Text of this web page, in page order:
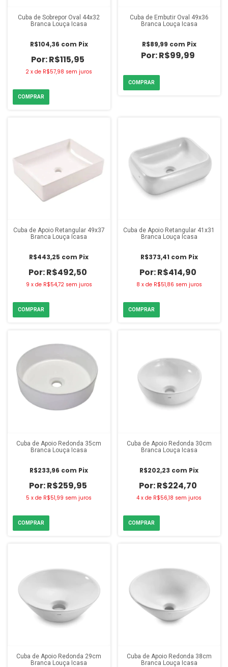
Cuba de Sobrepor Oval 44x32
Branca Louça Icasa
R$115,95
R$104,36 com Pix
2 xde R$57,98 sem juros
Cuba de Embutir Oval 49x36
Branca Louça Icasa
R$99,99
R$89,99 com Pix
Cuba de Apoio Retangular 49x37
Branca Louça Icasa
R$492,50
R$443,25 com Pix
9 x de R$54,72 sem juros
Cuba de Apoio Retangular 41x31
Branca Louça Icasa
R$414,90
R$373,41 com Pix
8 x de R$51,86 sem juros
Cuba de Apoio Redonda 35cm
Branca Louça Icasa
R$259,95
R$233,96 com Pix
5 xde R$51,99 sem juros
Cuba de Apoio Redonda 30cm
Branca Louça Icasa
R$224,70
R$202,23 com Pix
4 xde R$56,18 sem juros
Cuba de Apoio Redonda 29cm
Branca Louça Icasa
Cuba de Apoio Redonda 38cm
Branca Louça Icasa